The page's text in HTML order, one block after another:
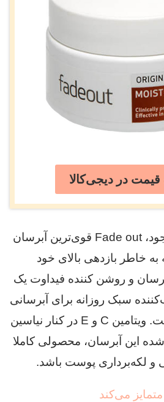
در دیجی‌کالا
در میان گزینه‌های موجود، Fade out قوی‌ترین آبرسان
خاطر بازدهی بالای خود
و روشن کننده فیداوت یک
سبک روزانه برای آبرسانی
پوست‌های مختلط است. ویتامین C و E در کنار نیاسین
این آبرسان، محصولی کاملا
و لکه‌برداری پوست باشد.
می‌کند